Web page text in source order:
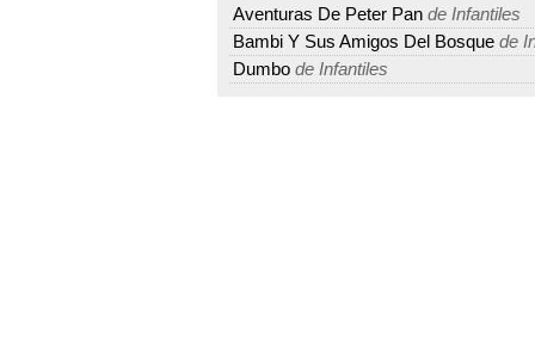
Aventuras De Peter Pan de Infantiles
Bambi Y Sus Amigos Del Bosque de
Dumbo de Infantiles